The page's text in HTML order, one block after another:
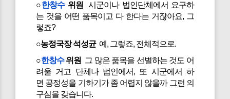
○한창수위원 시군이나 법인단체에서 요구하
는 것을 어떤 품목이고 다 한다는 거잖아요, 그
렇죠?
○농정국장 석성균예, 그렇죠, 전체적으로.
○한창수위원
그 많은 품목을 선별하는 것도 어
려울 거고 단체나 법인에서, 또 시군에서 하
면 공정성을 기하기가 좀 어렵지 않을까 그런 의
구심을 갖습니다.